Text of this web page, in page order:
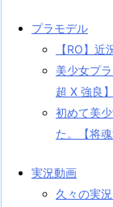
プラモデル
【RO】
美少女プ
超 X 強良】
初めて美
た。【将
実況動画
久々の実